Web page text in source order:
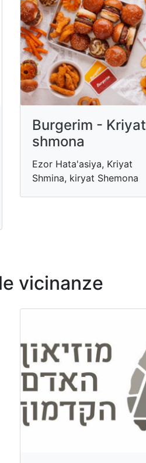
Burgerim - Kriyat
shmona
Ezor Hata'asiya, Kriyat
Shmina, kiryat Shemona
vicinanze